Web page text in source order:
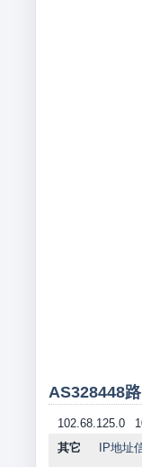
AS328448
102.68.125.0
其它
IP地址